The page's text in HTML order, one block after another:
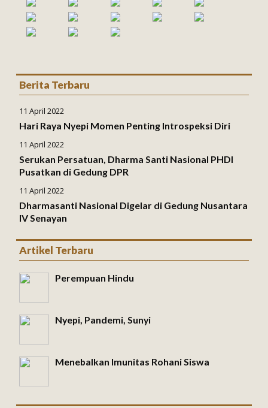
Berita Terbaru
11 April 2022
Hari Raya Nyepi Momen Penting Introspeksi Diri
11 April 2022
Serukan Persatuan, Dharma Santi Nasional PHDI
Pusatkan di Gedung DPR
11 April 2022
Dharmasanti Nasional Digelar di Gedung Nusantara
IV Senayan
Artikel Terbaru
Perempuan Hindu
Nyepi, Pandemi, Sunyi
Menebalkan Imunitas Rohani Siswa